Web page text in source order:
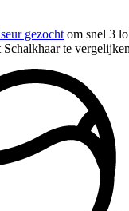
gezocht om snel 3
te vergelijken